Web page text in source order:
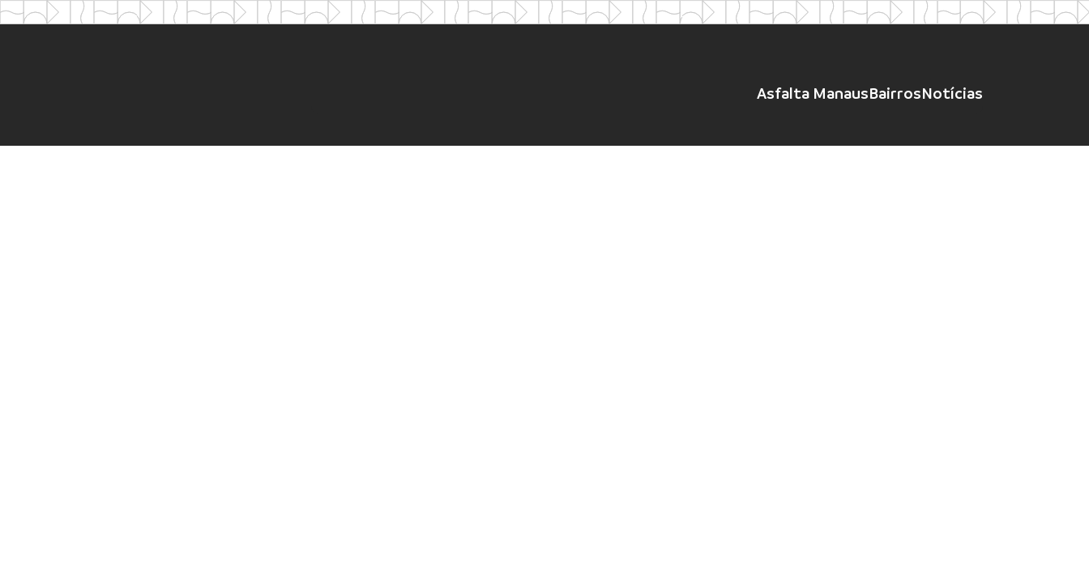
Asfalta ManausBairrosNotícias